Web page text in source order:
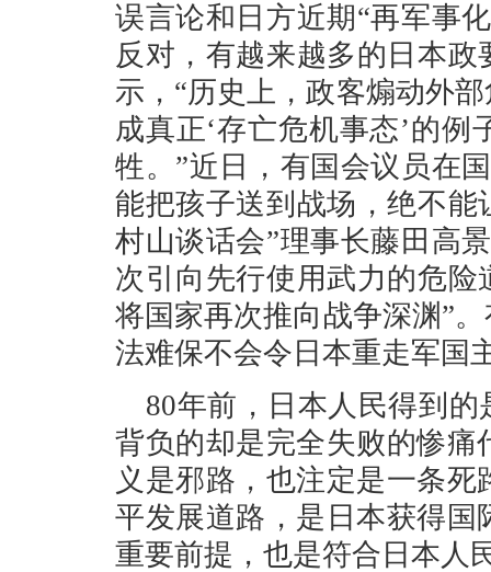
误言论和日方近期“再军事
反对，有越来越多的日本
示，“历史上，政客煽动外
成真正‘存亡危机事态’的
牲。”近日，有国会议员在
能把孩子送到战场，绝不能
村山谈话会”理事长藤田高
次引向先行使用武力的危险
将国家再次推向战争深渊”
法难保不会令日本重走军国
80年前，日本人民得到
背负的却是完全失败的惨
义是邪路，也注定是一条
平发展道路，是日本获得
重要前提，也是符合日本人